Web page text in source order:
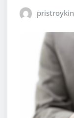
pristroykin_